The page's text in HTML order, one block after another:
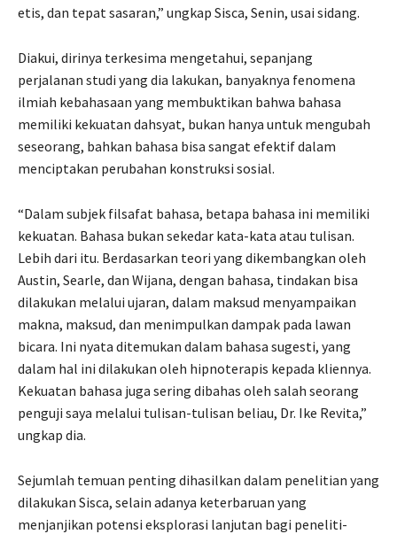
etis, dan tepat sasaran,” ungkap Sisca, Senin, usai sidang.
Diakui, dirinya terkesima mengetahui, sepanjang
perjalanan studi yang dia lakukan, banyaknya fenomena
ilmiah kebahasaan yang membuktikan bahwa bahasa
memiliki kekuatan dahsyat, bukan hanya untuk mengubah
seseorang, bahkan bahasa bisa sangat efektif dalam
menciptakan perubahan konstruksi sosial.
“Dalam subjek filsafat bahasa, betapa bahasa ini memiliki
kekuatan. Bahasa bukan sekedar kata-kata atau tulisan.
Lebih dari itu. Berdasarkan teori yang dikembangkan oleh
Austin, Searle, dan Wijana, dengan bahasa, tindakan bisa
dilakukan melalui ujaran, dalam maksud menyampaikan
makna, maksud, dan menimpulkan dampak pada lawan
bicara. Ini nyata ditemukan dalam bahasa sugesti, yang
dalam hal ini dilakukan oleh hipnoterapis kepada kliennya.
Kekuatan bahasa juga sering dibahas oleh salah seorang
penguji saya melalui tulisan-tulisan beliau, Dr. Ike Revita,”
ungkap dia.
Sejumlah temuan penting dihasilkan dalam penelitian yang
dilakukan Sisca, selain adanya keterbaruan yang
menjanjikan potensi eksplorasi lanjutan bagi peneliti-